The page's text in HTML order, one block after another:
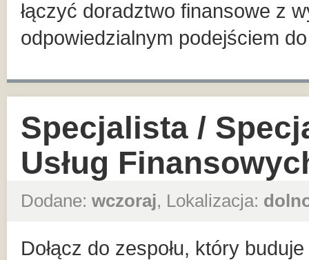
łączyć doradztwo finansowe z
odpowiedzialnym podejściem
Specjalista /
Usług
Dodane: wczoraj, Lokalizacja:
Dołącz do zespołu, który